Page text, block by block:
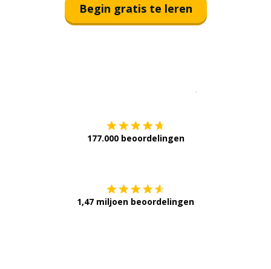
Begin gratis te leren
177.000 beoordelingen
1,47 miljoen beoordelingen